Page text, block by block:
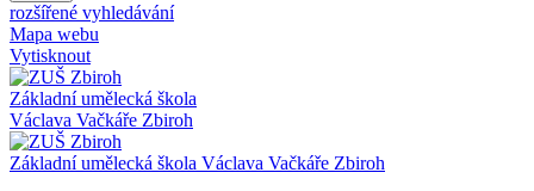
rozšířené vyhledávání
Mapa webu
Vytisknout
Základní umělecká škola
Václava Vačkáře Zbiroh
Základní umělecká škola Václava Vačkáře Zbiroh